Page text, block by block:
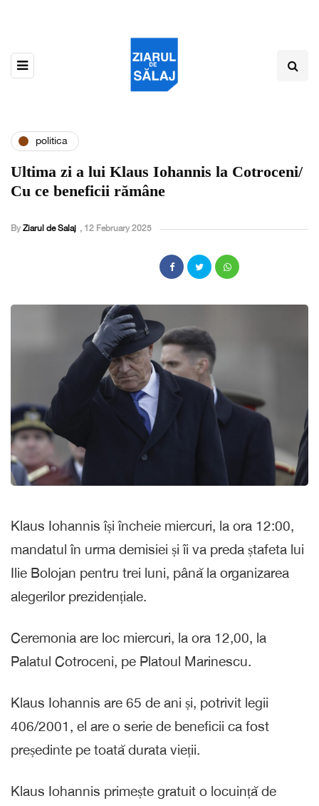
politica
Ultima zi a lui Klaus Iohannis la Cotroceni/
Cu ce beneficii rămâne
By Ziarul de Salaj , 12 February 2025
Klaus Iohannis își încheie miercuri, la ora 12:00,
mandatul în urma demisiei și îi va preda ștafeta lui
Ilie Bolojan pentru trei luni, până la organizarea
alegerilor prezidențiale.
Ceremonia are loc miercuri, la ora 12,00, la
Palatul Cotroceni, pe Platoul Marinescu.
Klaus Iohannis are 65 de ani și, potrivit legii
406/2001, el are o serie de beneficii ca fost
președinte pe toată durata vieții.
Klaus Iohannis primește gratuit o locuință de